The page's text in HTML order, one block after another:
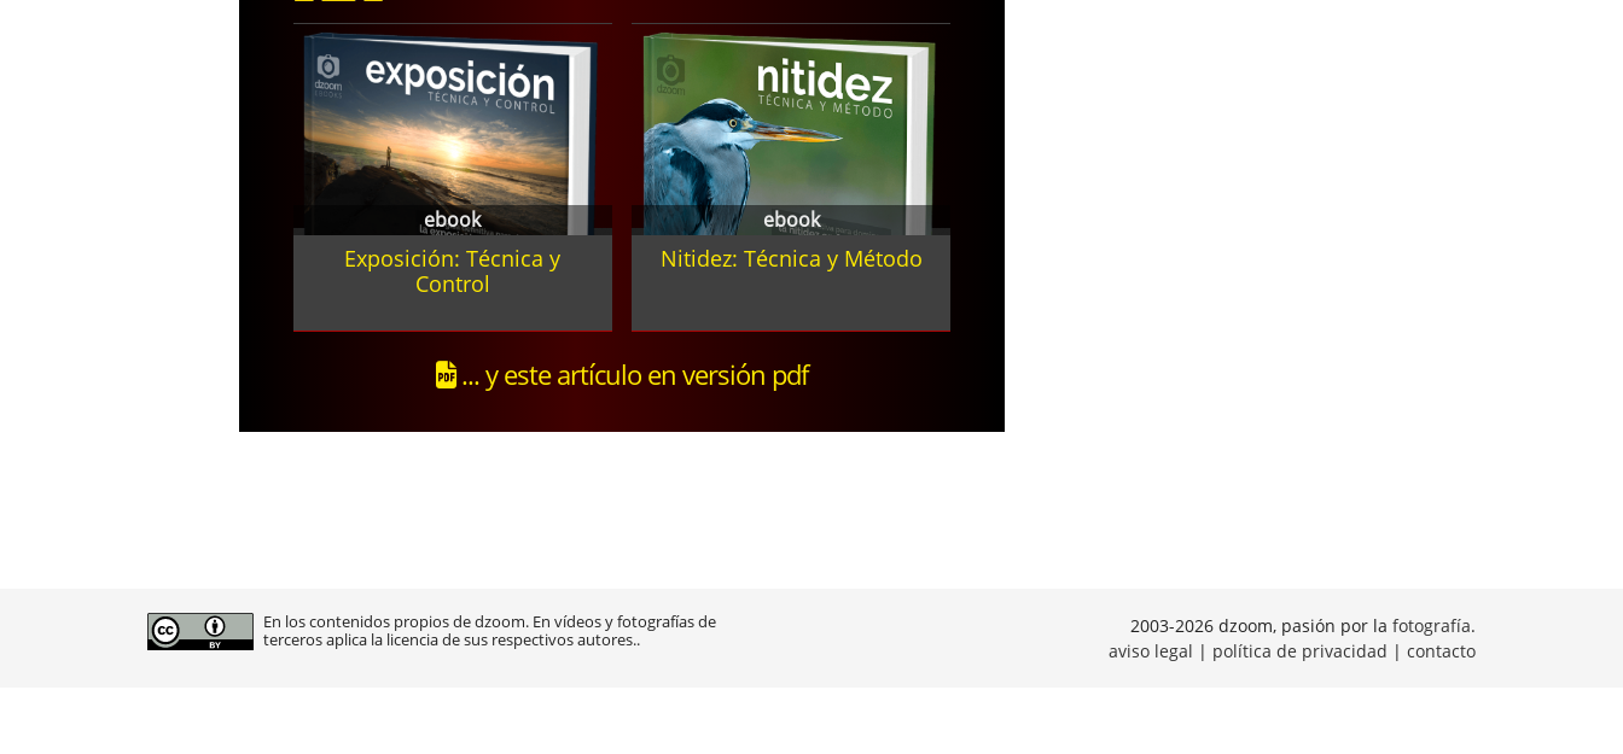
ebook
Exposición: Técnica y
Control
ebook
Nitidez: Técnica y Método
... y este artículo en versión pdf
En los contenidos propios de dzoom. En vídeos y fotografías de
terceros aplica la licencia de sus respectivos autores..
2003-2026 dzoom, pasión por la fotografía.
aviso legal | política de privacidad | contacto